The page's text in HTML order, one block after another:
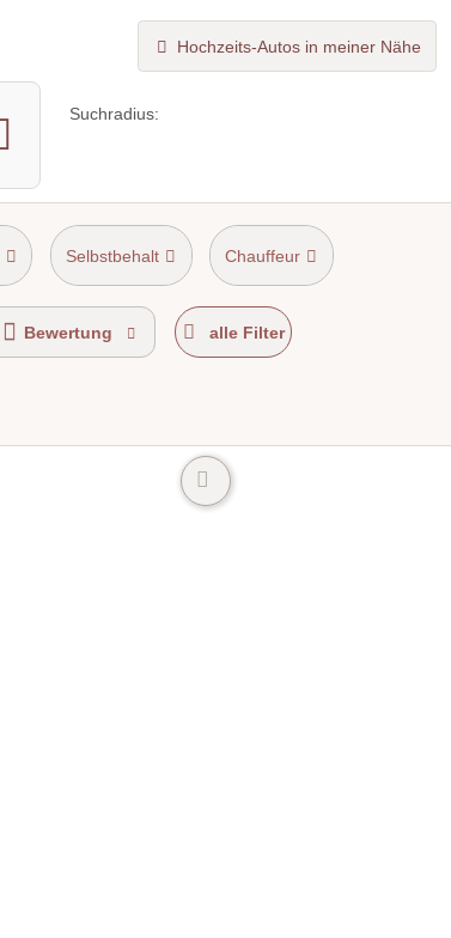
Hochzeits-Autos in meiner Nähe
Suchradius:
Selbstbehalt Chauffeur
Bewertung alle Filter